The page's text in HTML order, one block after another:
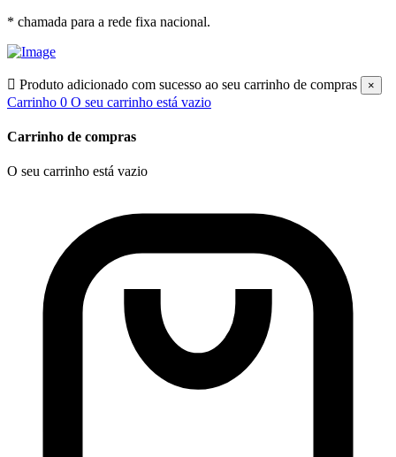
* chamada para a rede fixa nacional.
 Produto adicionado com sucesso ao seu carrinho de compras ×
Carrinho 0 O seu carrinho está vazio
Carrinho de compras
O seu carrinho está vazio